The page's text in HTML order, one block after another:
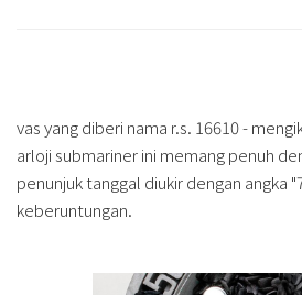
vas yang diberi nama r.s. 16610 -
arloji submariner ini memang penuh
penunjuk tanggal diukir dengan angka
keberuntungan.